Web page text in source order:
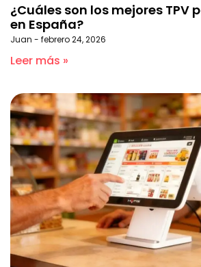
¿Cuáles son los mejores TPV
en España?
Juan febrero 24, 2026
Leer más »